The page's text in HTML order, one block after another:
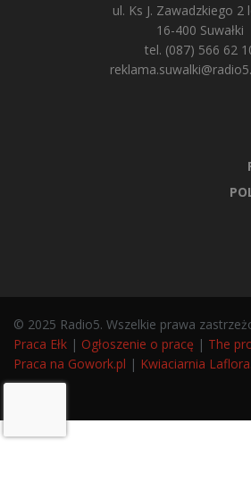
ul. Ks J. Zawadzkiego 2
16-400 Suwałki
tel. (087) 566 62
© 2025 Radio5. Wszelkie prawa
Praca Ełk | Ogłoszenie o pracę | The
Praca na Gowork.pl | Kwiaciarnia